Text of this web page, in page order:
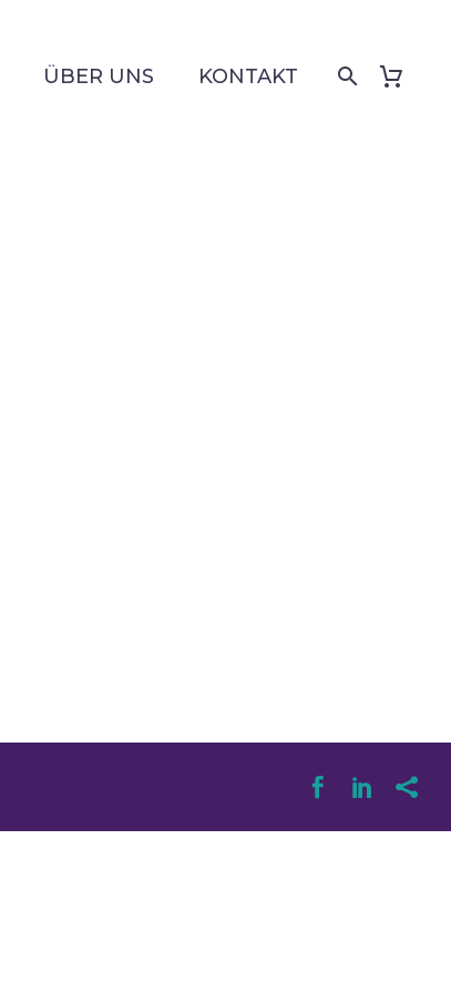
ÜBER UNS KONTAKT